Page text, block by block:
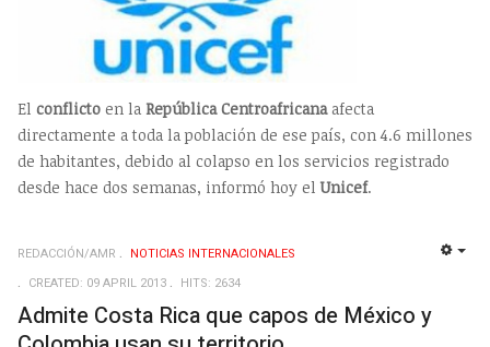
El conflicto en la República Centroafricana afecta
directamente a toda la población de ese país, con 4.6 millones
de habitantes, debido al colapso en los servicios registrado
desde hace dos semanas, informó hoy elUnicef.
REDACCIÓN/AMR
NOTICIAS INTERNACIONALES
CREATED: 09 APRIL 2013
HITS: 2634
Admite Costa Rica que capos de México y